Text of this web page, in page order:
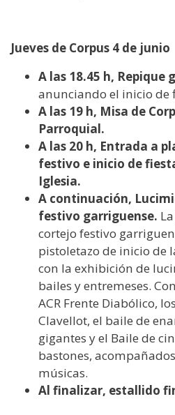
Jueves de Corpus 4 de junio
A las 18.45 h, Repique
anunciando el inicio de
A las 19 h, Misa de
Parroquial.
A las 20 h, Entrada a
festivo e inicio de
Iglesia.
A continuación,
festivo garriguense.
cortejo festivo
pistoletazo de inicio de
con la exhibición de
bailes y entremeses.
ACR Frente Diabólico,
Clavellot, el baile de
gigantes y el Baile de
bastones,
músicas.
Al finalizar, estallido